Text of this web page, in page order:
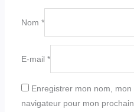
Nom *
E-mail *
Enregistrer mon nom,
navigateur pour mon